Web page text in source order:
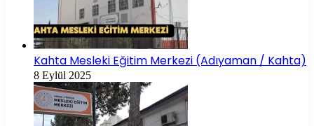
Kahta Mesleki Eğitim Merkezi (Adıyaman / Kahta)
8 Eylül 2025